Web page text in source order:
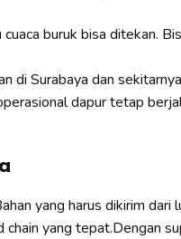
buruk bisa ditekan.
di Surabaya dan
dapur tetap
yang harus dikirim dari
yang tepat.Dengan